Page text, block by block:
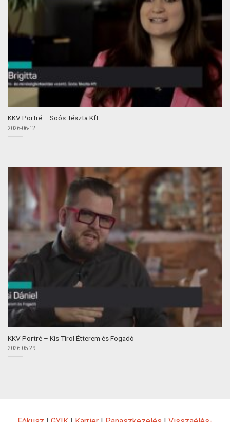
KKV Portré – Soós Tészta Kft.
2026-06-12
KKV Portré – Kis Tirol Étterem és Fogadó
2026-05-29